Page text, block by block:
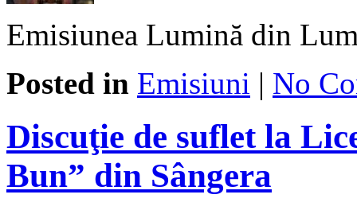
Emisiunea Lumină din
Posted in Emisiuni | No
Discuţie de suflet la
Bun” din Sângera